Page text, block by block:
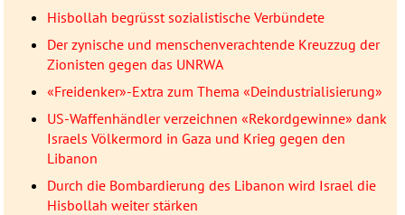
Hisbollah begrüsst sozialistische Verbündete
Der zynische und menschenverachtende Kreuzzug der
Zionisten gegen das UNRWA
«Freidenker»-Extra zum Thema «Deindustrialisierung»
US-Waffenhändler verzeichnen «Rekordgewinne» dank
Israels Völkermord in Gaza und Krieg gegen den
Libanon
Durch die Bombardierung des Libanon wird Israel die
Hisbollah weiter stärken